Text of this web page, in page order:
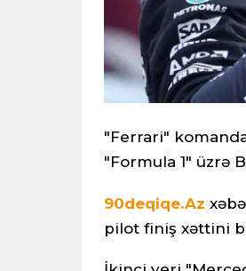
"Ferrari"
"Formula 1" üzrə
90deqiqe.Az
pilot finiş xəttini